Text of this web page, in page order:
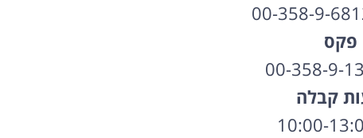
00-358-9-
פקס
00-358-9-
קבלה